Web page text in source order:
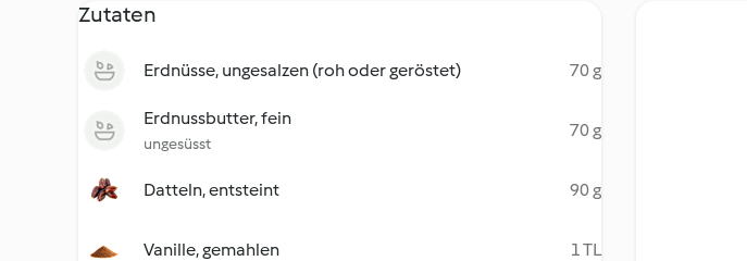
Zutaten
Erdnüsse, ungesalzen (roh oder geröstet) 70 g
Erdnussbutter, fein
ungesüsst
70 g
Datteln, entsteint 90 g
Vanille, gemahlen 1 TL